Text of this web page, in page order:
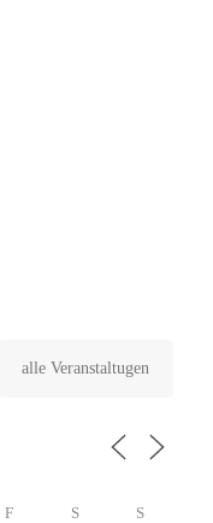
alle Veranstaltugen
F S S